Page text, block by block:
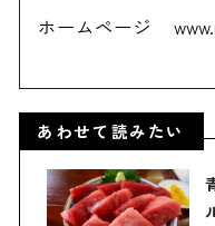
ホームページ
あわせて読みたい